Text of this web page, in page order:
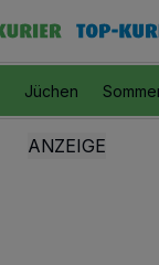
Jüchen